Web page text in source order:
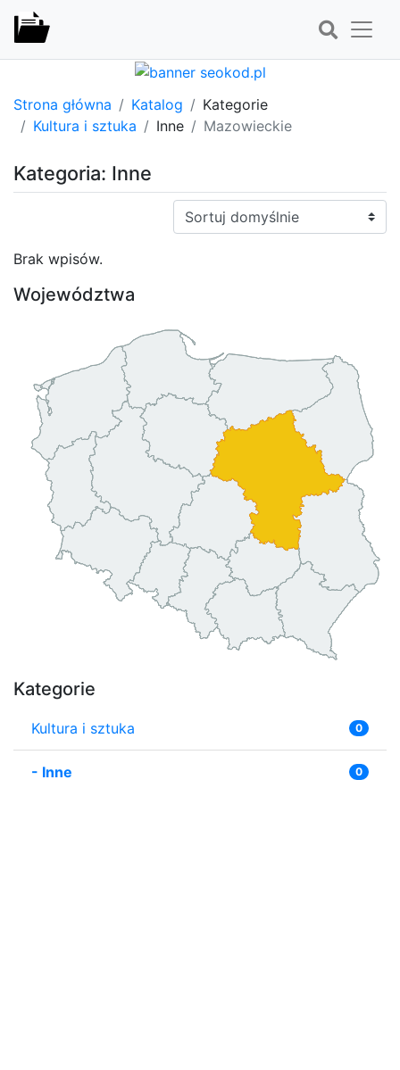
Strona główna Katalog
Kategorie
Kultura i sztuka
Inne Mazowieckie
Kategoria: Inne
Sortuj:
Brak wpisów.
Województwa
Kategorie
Kultura i sztuka 0
- Inne 0